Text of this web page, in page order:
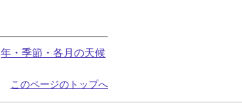
年・季節・各月の天候
このページのトップへ